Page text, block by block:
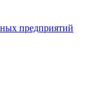
предприятий